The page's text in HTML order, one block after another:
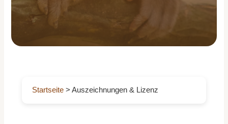
Startseite> Auszeichnungen & Lizenz